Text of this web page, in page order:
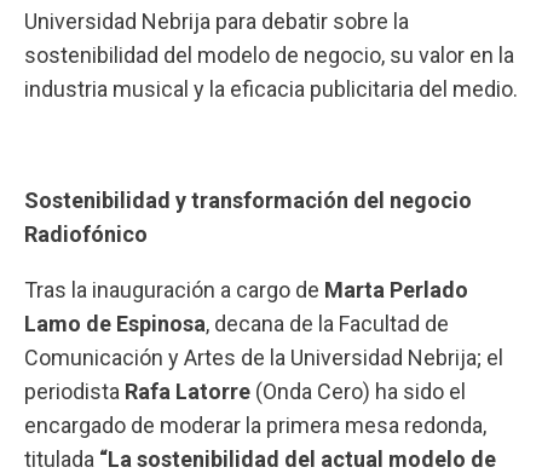
Universidad Nebrija para debatir sobre la
sostenibilidad del modelo de negocio, su valor en la
industria musical y la eficacia publicitaria del medio.
Sostenibilidad y transformación del negocio
Radiofónico
Tras la inauguración a cargo de Marta Perlado
Lamo de Espinosa, decana de la Facultad de
Comunicación y Artes de la Universidad Nebrija; el
periodista Rafa Latorre (Onda Cero) ha sido el
encargado de moderar la primera mesa redonda,
titulada “La sostenibilidad del actual modelo de